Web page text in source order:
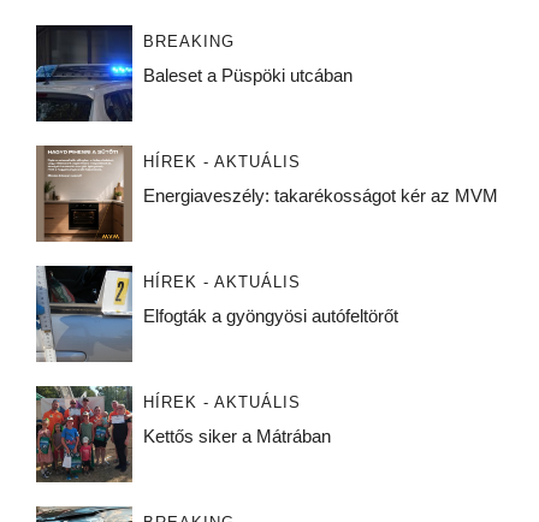
BREAKING
Baleset a Püspöki utcában
HÍREK - AKTUÁLIS
Energiaveszély: takarékosságot kér az MVM
HÍREK - AKTUÁLIS
Elfogták a gyöngyösi autófeltörőt
HÍREK - AKTUÁLIS
Kettős siker a Mátrában